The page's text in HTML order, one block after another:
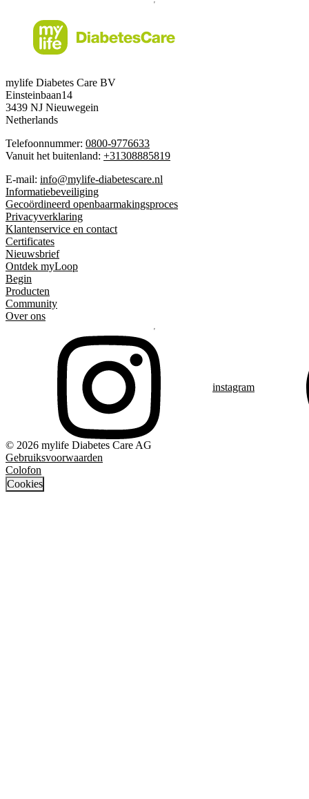
mylife Diabetes Care BV
Einsteinbaan14
3439 NJ Nieuwegein
Netherlands
Telefoonnummer: 0800-9776633
Vanuit het buitenland: +31308885819
E-mail: info@mylife-diabetescare.nl
Informatiebeveiliging
Gecoördineerd openbaarmakingsproces
Privacyverklaring
Klantenservice en contact
Certificates
Nieuwsbrief
Ontdek myLoop
Begin
Producten
Community
Over ons
instagram
© 2026 mylife Diabetes Care AG
Gebruiksvoorwaarden
Colofon
Cookies